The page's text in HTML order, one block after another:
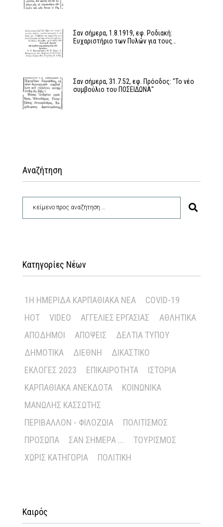
Σαν σήμερα, 1.8.1919, εφ. Ροδιακή:
Ευχαριστήριο των Πυλών για τους…
Σαν σήμερα, 31.7.52, εφ. Πρόοδος: "Το νέο
συμβούλιο του ΠΟΣΕΙΔΩΝΑ"
Αναζήτηση
Κατηγορίες Νέων
1Η ΗΜΕΡΊΔΑ ΚΑΡΠΑΘΙΑΚΆ ΝΈΑ
COVID-19
HOT
VIDEO ΑΓΓΕΛΊΕΣ ΕΡΓΑΣΊΑΣ
ΑΘΛΗΤΙΚΆ
ΑΠΌΔΗΜΟΙ
ΑΠΌΨΕΙΣ
ΔΕΛΤΊΑ ΤΎΠΟΥ
ΔΗΜΟΤΙΚΆ
ΔΙΕΘΝΉ
ΔΙΚΑΣΤΙΚΌ
ΕΚΛΟΓΈΣ 2023
ΕΠΙΚΑΙΡΌΤΗΤΑ
ΙΣΤΟΡΊΑ
ΚΑΡΠΑΘΙΑΚΆ ΑΝΈΚΔΟΤΑ
ΚΟΙΝΩΝΙΚΆ
ΜΑΝΏΛΗΣ ΚΑΣΣΏΤΗΣ
ΠΕΡΙΒΆΛΛΟΝ - ΦΙΛΟΖΩΊΑ
ΠΟΛΙΤΙΣΜΌΣ
ΠΡΌΣΩΠΑ
ΣΑΝ ΣΉΜΕΡΑ ...
ΤΟΥΡΙΣΜΌΣ
ΧΩΡΊΣ ΚΑΤΗΓΟΡΊΑ
ΠΟΛΙΤΙΚΉ
Καιρός